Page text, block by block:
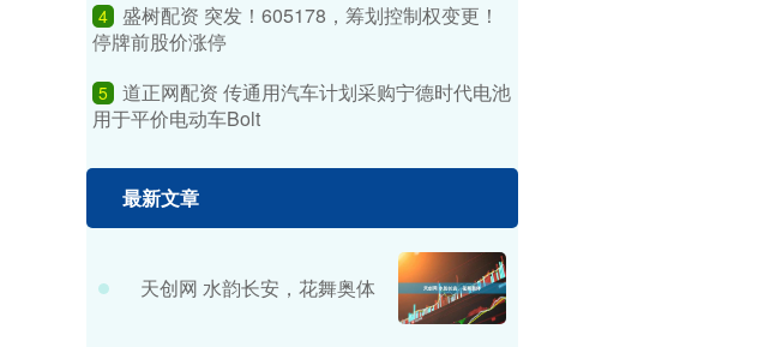
4
盛树配资 突发！605178，筹划控制权变更！
停牌前股价涨停
5 道正网配资 传通用汽车计划采购宁德时代电池
用于平价电动车Bolt
最新文章
天创网 水韵长安，花舞奥体